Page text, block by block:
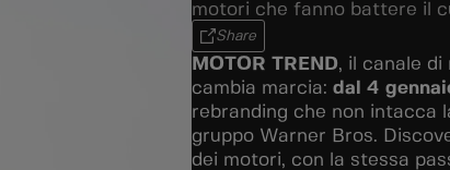
motori che fanno battere il
Share
MOTOR TREND, il canale
cambia marcia: dal 4
rebranding che non intacca
gruppo Warner Bros.
dei motori, con la stessa